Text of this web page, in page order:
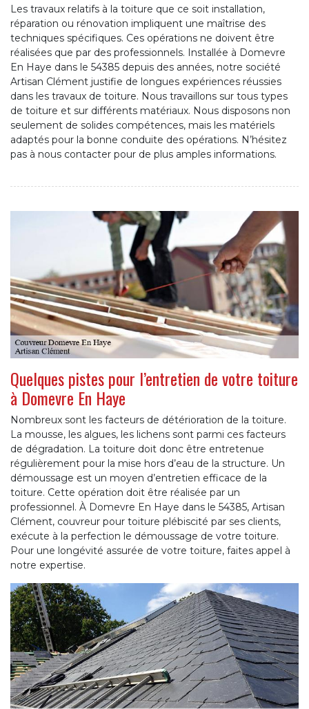
Les travaux relatifs à la toiture que ce soit installation,
réparation ou rénovation impliquent une maîtrise des
techniques spécifiques. Ces opérations ne doivent être
réalisées que par des professionnels. Installée à Domevre
En Haye dans le 54385 depuis des années, notre société
Artisan Clément justifie de longues expériences réussies
dans les travaux de toiture. Nous travaillons sur tous types
de toiture et sur différents matériaux. Nous disposons non
seulement de solides compétences, mais les matériels
adaptés pour la bonne conduite des opérations. N’hésitez
pas à nous contacter pour de plus amples informations.
Quelques pistes pour l’entretien de votre toiture
à Domevre En Haye
Nombreux sont les facteurs de détérioration de la toiture.
La mousse, les algues, les lichens sont parmi ces facteurs
de dégradation. La toiture doit donc être entretenue
régulièrement pour la mise hors d’eau de la structure. Un
démoussage est un moyen d’entretien efficace de la
toiture. Cette opération doit être réalisée par un
professionnel. À Domevre En Haye dans le 54385, Artisan
Clément, couvreur pour toiture plébiscité par ses clients,
exécute à la perfection le démoussage de votre toiture.
Pour une longévité assurée de votre toiture, faites appel à
notre expertise.